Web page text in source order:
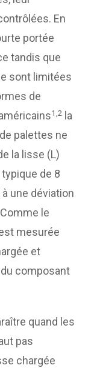
En
portée
tandis que
sont limitées
de
1,2
la
palettes ne
la lisse (L)
de 8
une déviation
le
mesurée
et
composant
quand les
pas
chargée